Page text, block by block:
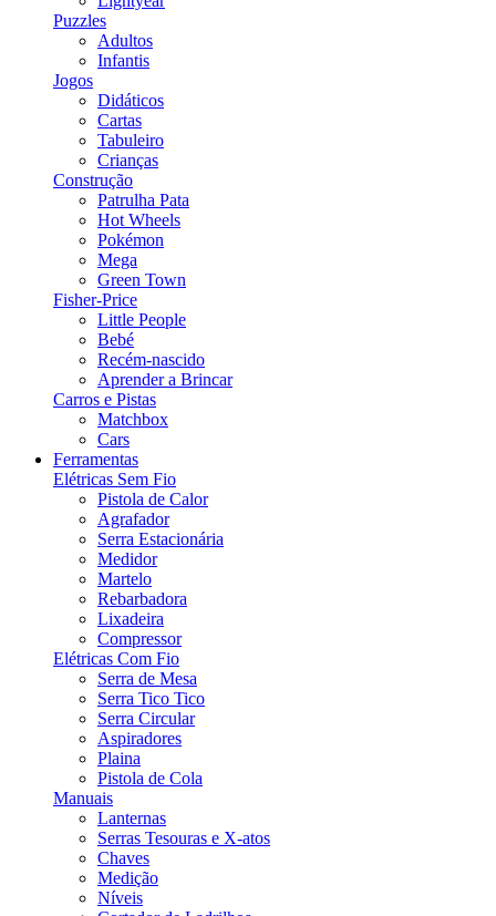
Puzzles
Adultos
Infantis
Jogos
Didáticos
Cartas
Tabuleiro
Crianças
Construção
Patrulha Pata
Hot Wheels
Pokémon
Mega
Green Town
Fisher-Price
Little People
Bebé
Recém-nascido
Aprender a Brincar
Carros e Pistas
Matchbox
Cars
Ferramentas
Elétricas Sem Fio
Pistola de Calor
Agrafador
Serra Estacionária
Medidor
Martelo
Rebarbadora
Lixadeira
Compressor
Elétricas Com Fio
Serra de Mesa
Serra Tico Tico
Serra Circular
Aspiradores
Plaina
Pistola de Cola
Manuais
Lanternas
Serras Tesouras e X-atos
Chaves
Medição
Níveis